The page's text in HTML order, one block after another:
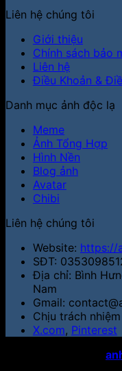
Liên hệ chúng tôi
Giới thiệu
Chính sách bảo
Liên hệ
Điều Khoản &
Danh mục ảnh độc lạ
Meme
Ảnh Tổng Hợp
Hình Nền
Blog ảnh
Avatar
Chibi
Liên hệ chúng tôi
Website: https://
SĐT:
Địa chỉ: Bình
Nam
Gmail:
Chịu trách
X.com, Pinterest